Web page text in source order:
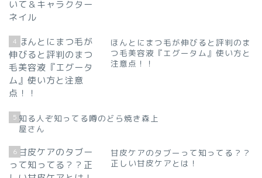
4
ほんとにまつ毛が伸びると評判のま
つ毛美容液『エグータム』使い方と
注意点！！
5 知る人ぞ知ってる噂のどら焼き森上
屋さん
6
甘皮ケアのタブーって知ってる？？
正しい甘皮ケアとは！